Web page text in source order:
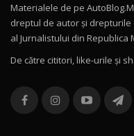
12
Noul
16:48
13
36:08
Materialele de pe
dreptul de autor și drepturile
al Jurnalistului din Republica
De către cititori, like-urile şi